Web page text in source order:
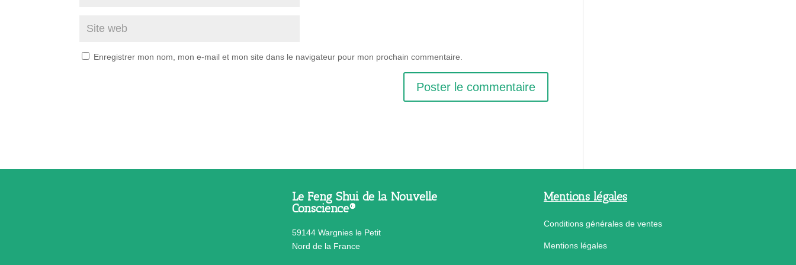
Enregistrer mon nom, mon e-mail et mon site dans le navigateur pour mon prochain commentaire.
Le Feng Shui de la Nouvelle
Conscience®
59144 Wargnies le Petit
Nord de la France
Mentions légales
Conditions générales de ventes
Mentions légales